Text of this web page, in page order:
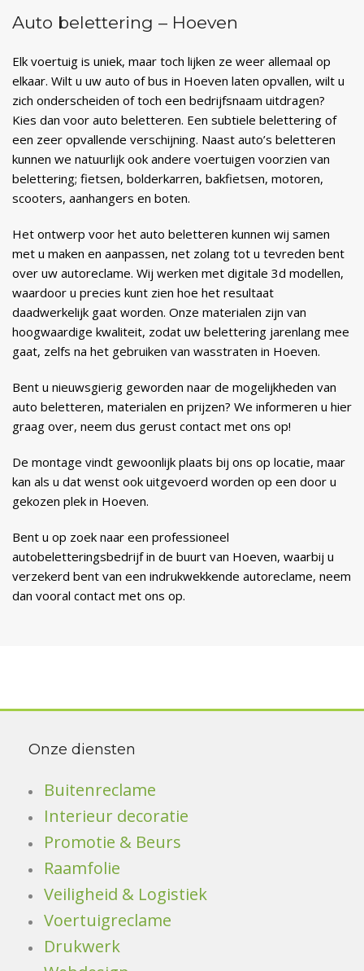
Auto belettering – Hoeven
Elk voertuig is uniek, maar toch lijken ze weer allemaal op
elkaar. Wilt u uw auto of bus in Hoeven laten opvallen, wilt u
zich onderscheiden of toch een bedrijfsnaam uitdragen?
Kies dan voor auto beletteren. Een subtiele belettering of
een zeer opvallende verschijning. Naast auto’s beletteren
kunnen we natuurlijk ook andere voertuigen voorzien van
belettering; fietsen, bolderkarren, bakfietsen, motoren,
scooters, aanhangers en boten.
Het ontwerp voor het auto beletteren kunnen wij samen
met u maken en aanpassen, net zolang tot u tevreden bent
over uw autoreclame. Wij werken met digitale 3d modellen,
waardoor u precies kunt zien hoe het resultaat
daadwerkelijk gaat worden. Onze materialen zijn van
hoogwaardige kwaliteit, zodat uw belettering jarenlang mee
gaat, zelfs na het gebruiken van wasstraten in Hoeven.
Bent u nieuwsgierig geworden naar de mogelijkheden van
auto beletteren, materialen en prijzen? We informeren u hier
graag over, neem dus gerust contact met ons op!
De montage vindt gewoonlijk plaats bij ons op locatie, maar
kan als u dat wenst ook uitgevoerd worden op een door u
gekozen plek in Hoeven.
Bent u op zoek naar een professioneel
autobeletteringsbedrijf in de buurt van Hoeven, waarbij u
verzekerd bent van een indrukwekkende autoreclame, neem
dan vooral contact met ons op.
Onze diensten
Buitenreclame
Interieur decoratie
Promotie & Beurs
Raamfolie
Veiligheid & Logistiek
Voertuigreclame
Drukwerk